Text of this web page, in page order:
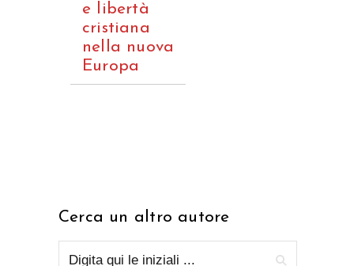
e libertà
cristiana
nella nuova
Europa
Cerca un altro autore